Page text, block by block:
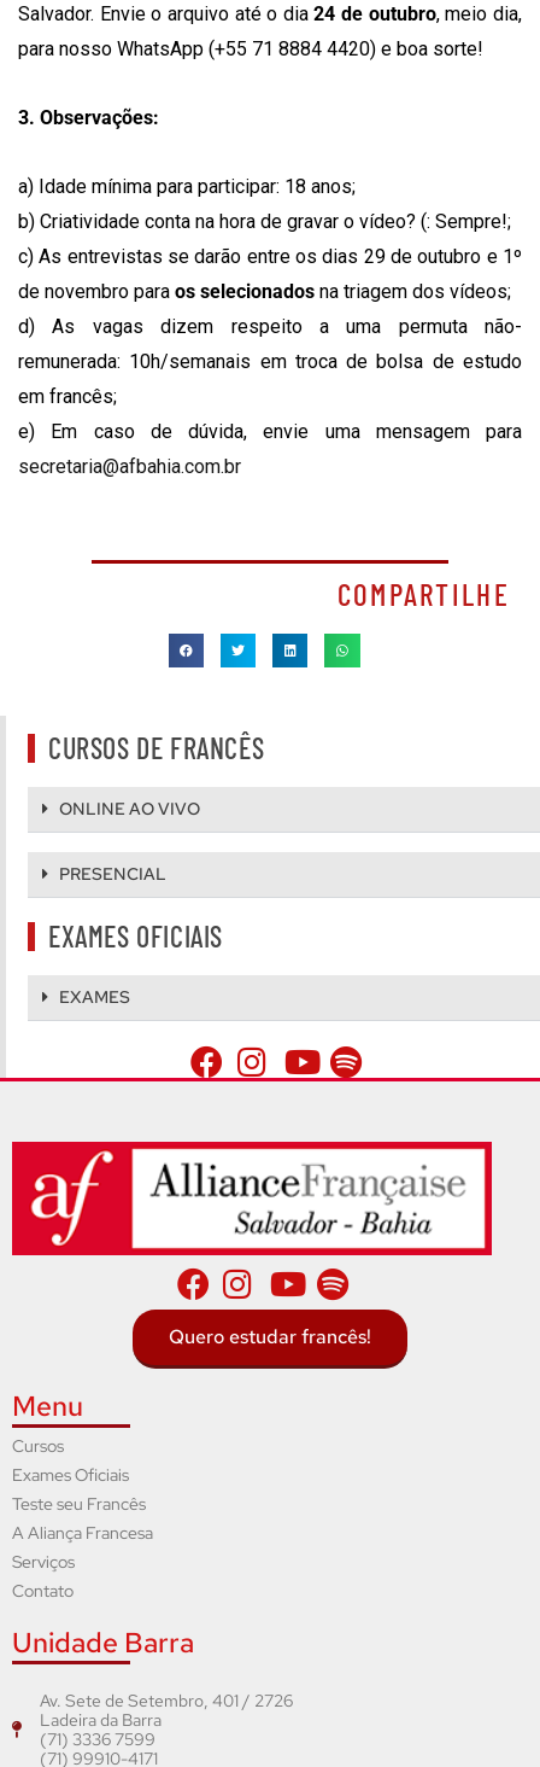
Salvador. Envie o arquivo até o dia24 de outubro, meio dia,
para nosso WhatsApp (+55 71 8884 4420) e boa sorte!
3. Observações:
a) Idade mínima para participar: 18 anos;
b) Criatividade conta na hora de gravar o vídeo? (: Sempre!;
c) As entrevistas se darão entre os dias 29 de outubro e 1º
de novembro para os selecionados na triagem dos vídeos;
d) As vagas dizem respeito a uma permuta não-
remunerada: 10h/semanais em troca de bolsa de estudo
em francês;
e) Em caso de dúvida, envie uma mensagem para
secretaria@afbahia.com.br
COMPARTILHE
CURSOS DE FRANCÊS
ONLINE AO VIVO
PRESENCIAL
EXAMES OFICIAIS
EXAMES
Quero estudar francês!
Menu
Cursos
Exames Oficiais
Teste seu Francês
A Aliança Francesa
Serviços
Contato
Unidade Barra
Av. Sete de Setembro, 401 / 2726
Ladeira da Barra
(71) 3336 7599
(71) 99910-4171